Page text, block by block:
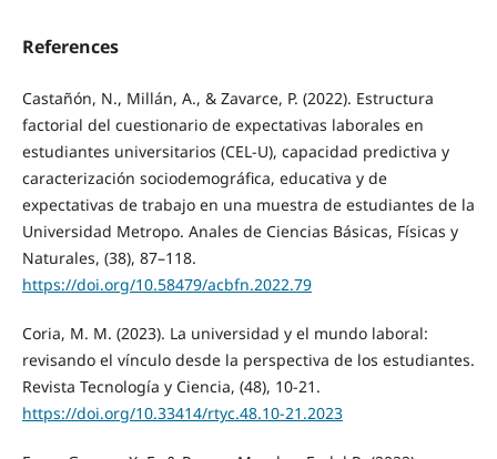
References
Castañón, N., Millán, A., & Zavarce, P. (2022). Estructura
factorial del cuestionario de expectativas laborales en
estudiantes universitarios (CEL-U), capacidad predictiva y
caracterización sociodemográfica, educativa y de
expectativas de trabajo en una muestra de estudiantes de la
Universidad Metropo. Anales de Ciencias Básicas, Físicas y
Naturales, (38), 87–118.
https://doi.org/10.58479/acbfn.2022.79
Coria, M. M. (2023). La universidad y el mundo laboral:
revisando el vínculo desde la perspectiva de los estudiantes.
Revista Tecnología y Ciencia, (48), 10-21.
https://doi.org/10.33414/rtyc.48.10-21.2023